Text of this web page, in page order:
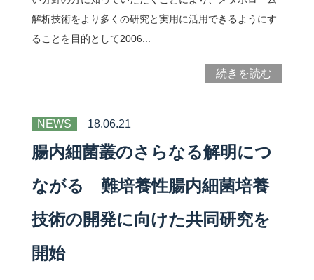
解析技術をより多くの研究と実用に活用できるようにす
ることを目的として2006...
続きを読む
NEWS 18.06.21
腸内細菌叢のさらなる解明につ
ながる 難培養性腸内細菌培養
技術の開発に向けた共同研究を
開始